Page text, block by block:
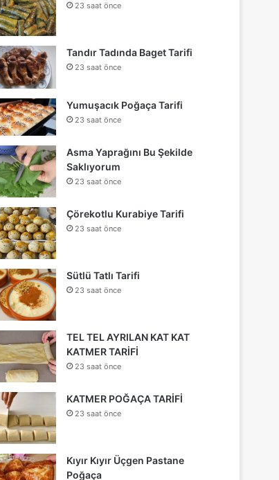
23 saat önce
Tandır Tadında Baget Tarifi
23 saat önce
Yumuşacık Poğaça Tarifi
23 saat önce
Asma Yaprağını Bu Şekilde
Saklıyorum
23 saat önce
Çörekotlu Kurabiye Tarifi
23 saat önce
Sütlü Tatlı Tarifi
23 saat önce
TEL TEL AYRILAN KAT KAT
KATMER TARİFİ
23 saat önce
KATMER POĞAÇA TARİFİ
23 saat önce
Kıyır Kıyır Üçgen Pastane
Poğaça